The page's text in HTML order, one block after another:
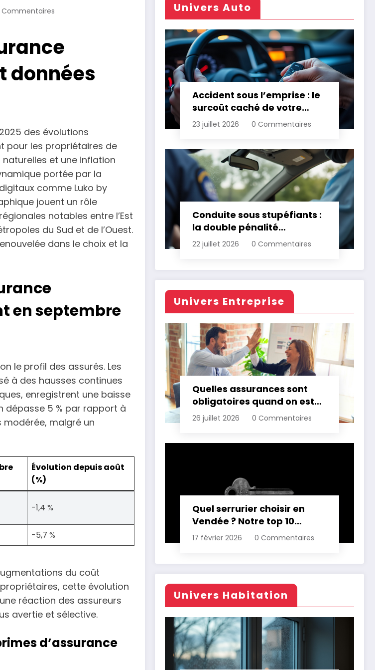
Commentaires
données
des évolutions
pour les propriétaires de
et une inflation
portée par la
comme Luko by
jouent un rôle
notables entre l’Est
du Sud et de l’Ouest.
dans le choix et la
en septembre
le profil des assurés. Les
à des hausses continues
enregistrent une baisse
dépasse 5 % par rapport à
modérée, malgré un
Évolution depuis août
(%)
-1,4 %
-5,7 %
du coût
cette évolution
réaction des assureurs
avertie et sélective.
d’assurance
Univers Auto
Accident sous l’emprise : le
surcoût caché de votre
assurance
23 juillet 2026 0 Commentaires
Conduite sous stupéfiants :
la double pénalité
d’assurance automobile
22 juillet 2026 0 Commentaires
Univers Entreprise
Quelles assurances sont
obligatoires quand on est
professionnel ?
26 juillet 2026 0 Commentaires
Quel serrurier choisir en
Vendée ? Notre top 10
comparatif
17 février 2026 0 Commentaires
Univers Habitation